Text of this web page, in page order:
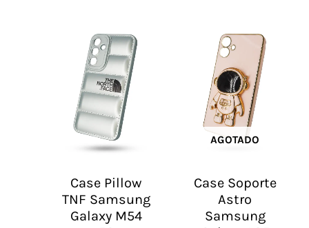
Case Pillow
TNF Samsung
Galaxy M54
AGOTADO
Case Soporte
Astro
Samsung